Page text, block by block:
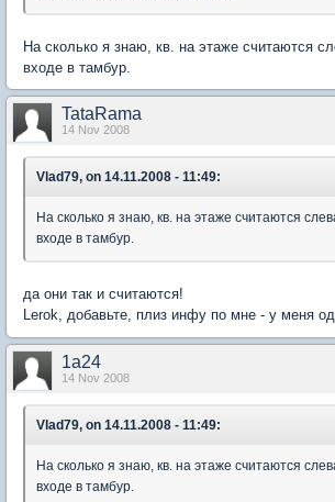
На сколько я знаю, кв. на этаже считаются
входе в тамбур.
TataRama
14 Nov 2008
Vlad79, on 14.11.2008 - 11:49:
На сколько я знаю, кв. на этаже считаются
входе в тамбур.
да они так и считаются!
Lerok, добавьте, плиз инфу по мне - у меня
1a24
14 Nov 2008
Vlad79, on 14.11.2008 - 11:49:
На сколько я знаю, кв. на этаже считаются
входе в тамбур.